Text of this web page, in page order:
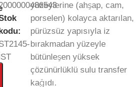
yüzeylerine (ahşap, cam,
porselen) kolayca aktarılan,
pürüzsüz yapısıyla iz
bırakmadan yüzeyle
bütünleşen yüksek
çözünürlüklü sulu transfer
kağıdı.